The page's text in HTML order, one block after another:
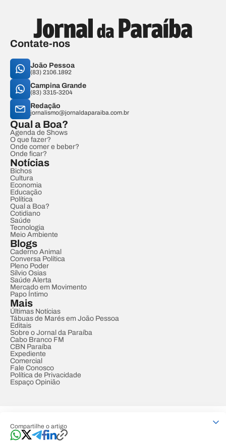
Compartilhe o artigo
Contate-nos
João Pessoa
(83) 2106.1892
Campina Grande
(83) 3315-3204
Redação
jornalismo@jornaldaparaiba.com.br
Qual a Boa?
Agenda de Shows
O que fazer?
Onde comer e beber?
Onde ficar?
Notícias
Bichos
Cultura
Economia
Educação
Política
Qual a Boa?
Cotidiano
Saúde
Tecnologia
Meio Ambiente
Blogs
Caderno Animal
Conversa Política
Pleno Poder
Sílvio Osias
Saúde Alerta
Mercado em Movimento
Papo Íntimo
Mais
Últimas Notícias
Tábuas de Marés em João Pessoa
Editais
Sobre o Jornal da Paraíba
Cabo Branco FM
CBN Paraíba
Expediente
Comercial
Fale Conosco
Política de Privacidade
Espaço Opinião
Developed by Designed by